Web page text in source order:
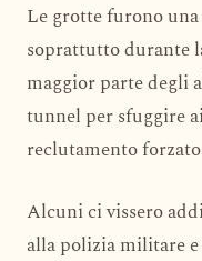
Le grotte furono una
soprattutto durante
maggior parte
tunnel per sfuggire
reclutamento
Alcuni ci vissero
alla polizia militare